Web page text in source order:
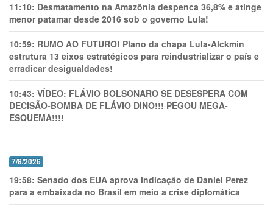
11:10: Desmatamento na Amazônia despenca 36,8% e atinge
menor patamar desde 2016 sob o governo Lula!
10:59: RUMO AO FUTURO! Plano da chapa Lula-Alckmin
estrutura 13 eixos estratégicos para reindustrializar o país e
erradicar desigualdades!
10:43: VÍDEO: FLÁVIO BOLSONARO SE DESESPERA COM
DECISÃO-BOMBA DE FLÁVIO DINO!!! PEGOU MEGA-
ESQUEMA!!!!
7/8/2026
19:58: Senado dos EUA aprova indicação de Daniel Perez
para a embaixada no Brasil em meio a crise diplomática